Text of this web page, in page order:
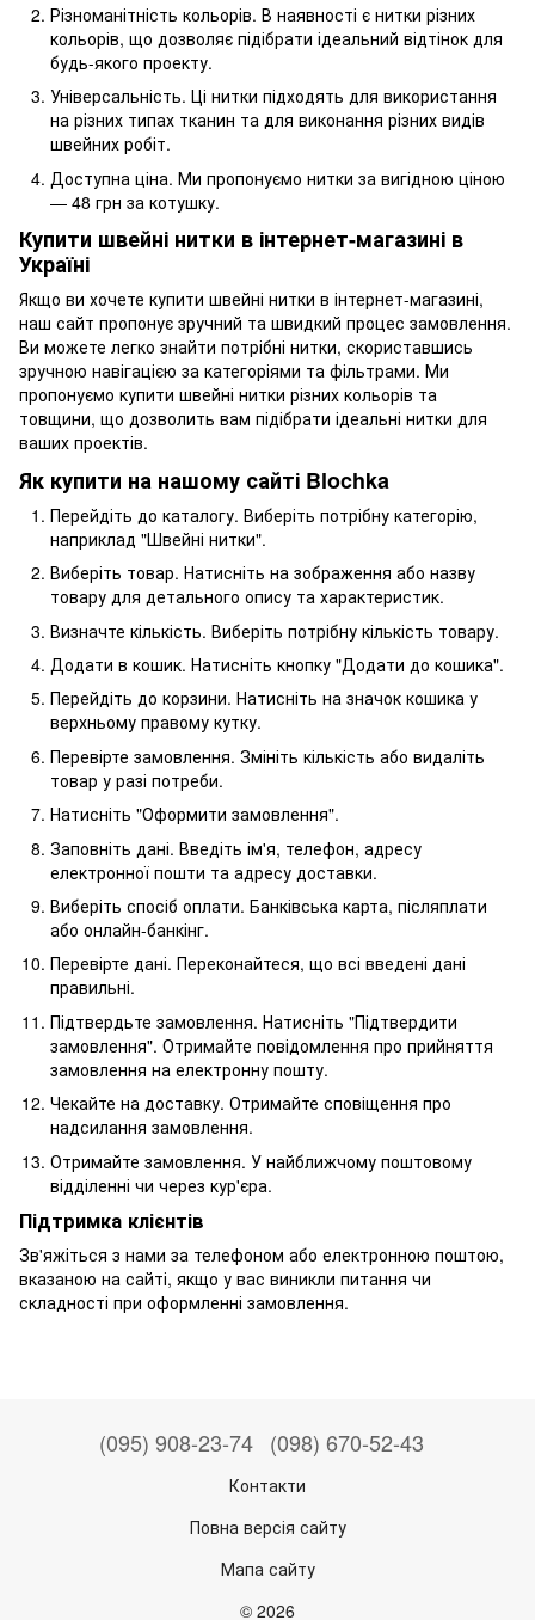
Різноманітність кольорів. В наявності є нитки різних
кольорів, що дозволяє підібрати ідеальний відтінок для
будь-якого проекту.
Універсальність. Ці нитки підходять для використання
на різних типах тканин та для виконання різних видів
швейних робіт.
Доступна ціна. Ми пропонуємо нитки за вигідною ціною
— 48 грн за котушку.
Купити швейні нитки в інтернет-магазині в
Україні
Якщо ви хочете купити швейні нитки в інтернет-магазині,
наш сайт пропонує зручний та швидкий процес замовлення.
Ви можете легко знайти потрібні нитки, скориставшись
зручною навігацією за категоріями та фільтрами. Ми
пропонуємо купити швейні нитки різних кольорів та
товщини, що дозволить вам підібрати ідеальні нитки для
ваших проектів.
Як купити на нашому сайті Blochka
Перейдіть до каталогу. Виберіть потрібну категорію,
наприклад "Швейні нитки".
Виберіть товар. Натисніть на зображення або назву
товару для детального опису та характеристик.
Визначте кількість. Виберіть потрібну кількість товару.
Додати в кошик. Натисніть кнопку "Додати до кошика".
Перейдіть до корзини. Натисніть на значок кошика у
верхньому правому кутку.
Перевірте замовлення. Змініть кількість або видаліть
товар у разі потреби.
Натисніть "Оформити замовлення".
Заповніть дані. Введіть ім'я, телефон, адресу
електронної пошти та адресу доставки.
Виберіть спосіб оплати. Банківська карта, післяплати
або онлайн-банкінг.
Перевірте дані. Переконайтеся, що всі введені дані
правильні.
Підтвердьте замовлення. Натисніть "Підтвердити
замовлення". Отримайте повідомлення про прийняття
замовлення на електронну пошту.
Чекайте на доставку. Отримайте сповіщення про
надсилання замовлення.
Отримайте замовлення. У найближчому поштовому
відділенні чи через кур'єра.
Підтримка клієнтів
Зв'яжіться з нами за телефоном або електронною поштою,
вказаною на сайті, якщо у вас виникли питання чи
складності при оформленні замовлення.
(095) 908-23-74 (098) 670-52-43
Контакти
Повна версія сайту
Мапа сайту
© 2026